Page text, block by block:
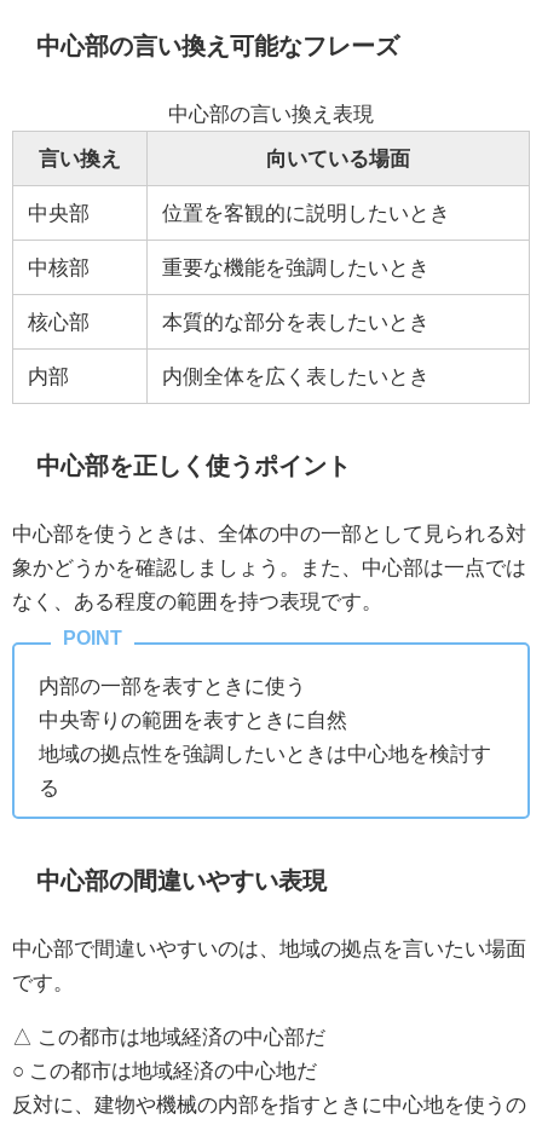
中心部の言い換え可能なフレーズ
中心部の言い換え表現
言い換え 向いている場面
中央部 位置を客観的に説明したいとき
中核部 重要な機能を強調したいとき
核心部 本質的な部分を表したいとき
内部 内側全体を広く表したいとき
中心部を正しく使うポイント
中心部を使うときは、全体の中の一部として見られる対
象かどうかを確認しましょう。また、中心部は一点では
なく、ある程度の範囲を持つ表現です。
内部の一部を表すときに使う
中央寄りの範囲を表すときに自然
地域の拠点性を強調したいときは中心地を検討す
る
中心部の間違いやすい表現
中心部で間違いやすいのは、地域の拠点を言いたい場面
です。
△ この都市は地域経済の中心部だ
○ この都市は地域経済の中心地だ
反対に、建物や機械の内部を指すときに中心地を使うの